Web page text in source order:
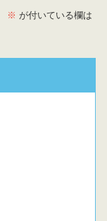
※ が付いている欄は